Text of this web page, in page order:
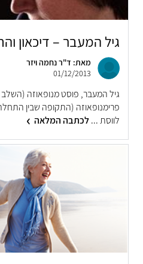
גיל המעבר – דיכאון
מאת: ד"ר נחמה ויזר
01/12/2013
גיל המעבר, פוסט מנופאוזה
פרימנופאוזה (התקופה שבין
לווסת ...לכתבה המלאה